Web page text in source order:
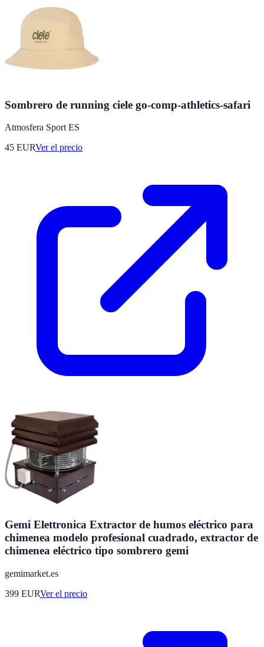
Sombrero de running ciele go-comp-athletics-safari
Atmosfera Sport ES
45 EURVer el precio
Gemi Elettronica Extractor de humos eléctrico para
chimenea modelo profesional cuadrado, extractor de
chimenea eléctrico tipo sombrero gemi
gemimarket.es
399 EURVer el precio